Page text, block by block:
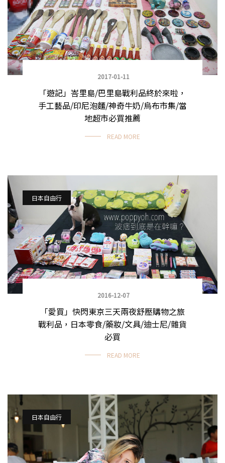
2017-01-11
「遊記」峇里島/巴里島戰利品終於來啦，
手工藝品/印尼泡麵/神奇牛奶/烏布市集/當
地超市必買推薦
READ MORE
日本自由行
2016-12-07
「愛買」快閃東京三天兩夜舒壓購物之旅
戰利品，日本零食/藥妝/文具/迪士尼/雜貨
必買
READ MORE
日本自由行